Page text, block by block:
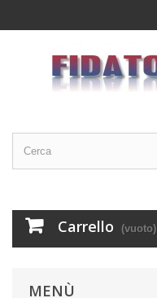
Carrello (vuoto)
MENÙ